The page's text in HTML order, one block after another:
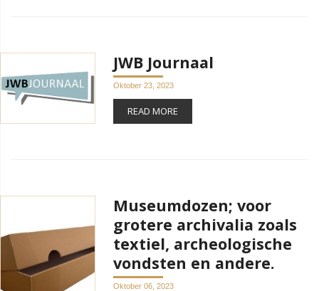
JWB Journaal
Oktober 23, 2023
READ MORE
Museumdozen; voor
grotere archivalia zoals
textiel, archeologische
vondsten en andere.
Oktober 06, 2023